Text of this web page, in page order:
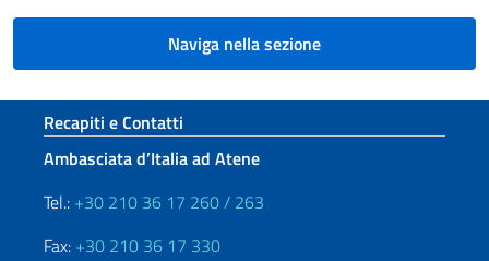
Naviga nella sezione
Sezione footer
Recapiti e Contatti
Ambasciata d’Italia ad Atene
Tel.: +30 210 36 17 260 / 263
Fax: +30 210 36 17 330